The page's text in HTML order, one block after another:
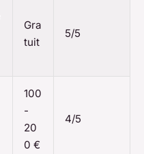
Gra
tuit
5/5
100
-
20
0 €
4/5